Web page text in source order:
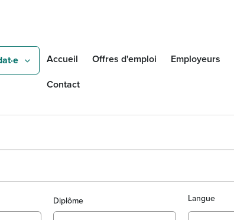
Accueil Offres d'emploi Employeurs
Contact
Diplôme Langue